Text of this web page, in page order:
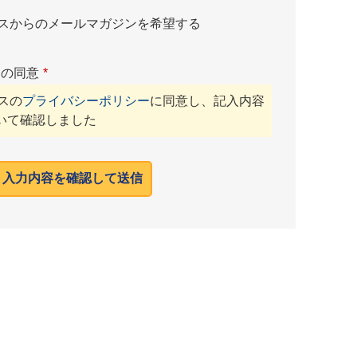
からのメールマガジンを希望する
*
同意
のプライバシーポリシーに同意し、記入内容
て確認しました
入力内容を確認して送信